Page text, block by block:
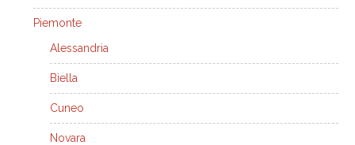
Piemonte
Alessandria
Biella
Cuneo
Novara